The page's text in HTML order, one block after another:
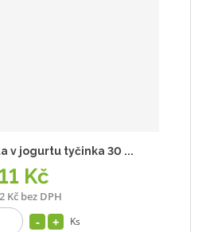
v jogurtu tyčinka 30 ...
11 Kč
Kč bez DPH
Ks